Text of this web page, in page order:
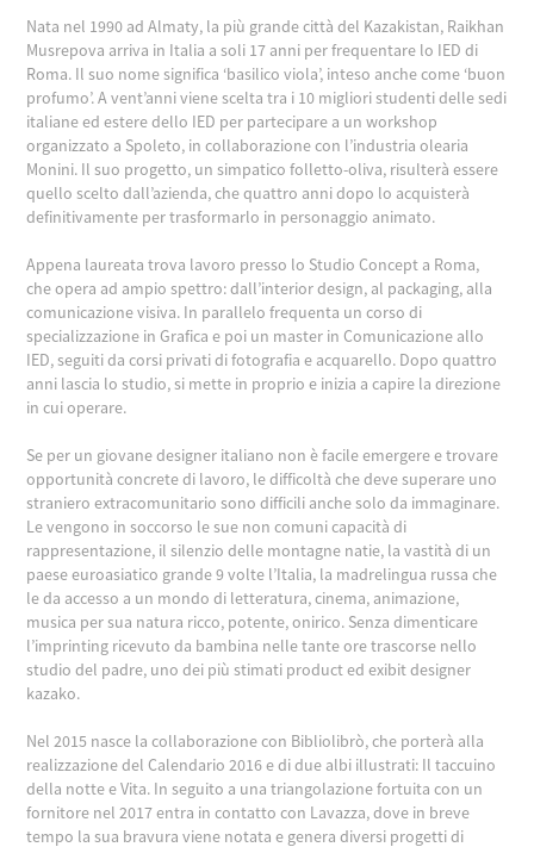
Nata nel 1990 ad Almaty, la più grande città del Kazakistan, Raikhan
Musrepova arriva in Italia a soli 17 anni per frequentare lo IED di
Roma. Il suo nome significa ‘basilico viola’, inteso anche come ‘buon
profumo’. A vent’anni viene scelta tra i 10 migliori studenti delle sedi
italiane ed estere dello IED per partecipare a un workshop
organizzato a Spoleto, in collaborazione con l’industria olearia
Monini. Il suo progetto, un simpatico folletto-oliva, risulterà essere
quello scelto dall’azienda, che quattro anni dopo lo acquisterà
definitivamente per trasformarlo in personaggio animato.
Appena laureata trova lavoro presso lo Studio Concept a Roma,
che opera ad ampio spettro: dall’interior design, al packaging, alla
comunicazione visiva. In parallelo frequenta un corso di
specializzazione in Grafica e poi un master in Comunicazione allo
IED, seguiti da corsi privati di fotografia e acquarello. Dopo quattro
anni lascia lo studio, si mette in proprio e inizia a capire la direzione
in cui operare.
Se per un giovane designer italiano non è facile emergere e trovare
opportunità concrete di lavoro, le difficoltà che deve superare uno
straniero extracomunitario sono difficili anche solo da immaginare.
Le vengono in soccorso le sue non comuni capacità di
rappresentazione, il silenzio delle montagne natie, la vastità di un
paese euroasiatico grande 9 volte l’Italia, la madrelingua russa che
le da accesso a un mondo di letteratura, cinema, animazione,
musica per sua natura ricco, potente, onirico. Senza dimenticare
l’imprinting ricevuto da bambina nelle tante ore trascorse nello
studio del padre, uno dei più stimati product ed exibit designer
kazako.
Nel 2015 nasce la collaborazione con Bibliolibrò, che porterà alla
realizzazione del Calendario 2016 e di due albi illustrati: Il taccuino
della notte e Vita. In seguito a una triangolazione fortuita con un
fornitore nel 2017 entra in contatto con Lavazza, dove in breve
tempo la sua bravura viene notata e genera diversi progetti di